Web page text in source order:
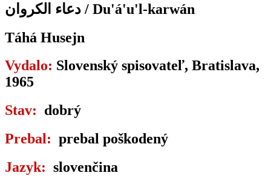
دعاء الكروان / Du'á'u'l-karwán
Táhá Husejn
Vydalo: Slovenský spisovateľ, Bratislava,
1965
Stav: dobrý
Prebal: prebal poškodený
Jazyk: slovenčina